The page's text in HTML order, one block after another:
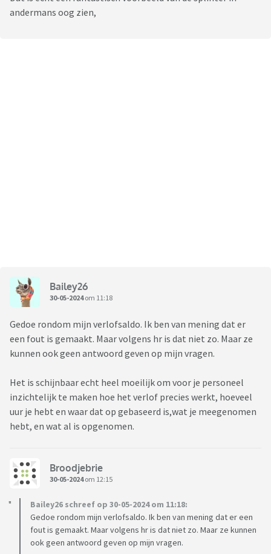
andermans oog zien,
Bailey26
30-05-2024om 11:18
Gedoe rondom mijn verlofsaldo. Ik ben van mening dat er
een fout is gemaakt. Maar volgens hr is dat niet zo. Maar ze
kunnen ook geen antwoord geven op mijn vragen.
Het is schijnbaar echt heel moeilijk om voor je personeel
inzichtelijk te maken hoe het verlof precies werkt, hoeveel
uur je hebt en waar dat op gebaseerd is,wat je meegenomen
hebt, en wat al is opgenomen.
Broodjebrie
30-05-2024om 12:15
Bailey26 schreef op 30-05-2024 om 11:18:
Gedoe rondom mijn verlofsaldo. Ik ben van mening dat er een
fout is gemaakt. Maar volgens hr is dat niet zo. Maar ze kunnen
ook geen antwoord geven op mijn vragen.